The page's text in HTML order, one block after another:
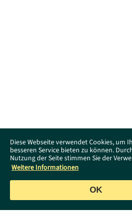
Diese Webseite verwendet Cookies, um
besseren Service bieten zu können.
Nutzung der Seite stimmen Sie der
Weitere Informationen
OK